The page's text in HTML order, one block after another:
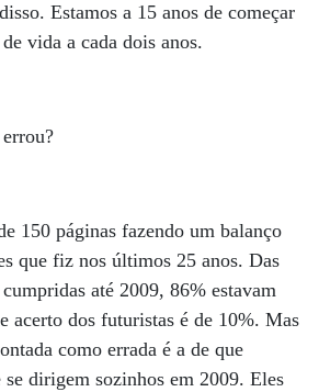
Estamos a 15 anos de começar
vida a cada dois anos.
150 páginas fazendo um balanço
que fiz nos últimos 25 anos. Das
até 2009, 86% estavam
acerto dos futuristas é de 10%. Mas
como errada é a de que
se dirigem sozinhos em 2009. Eles